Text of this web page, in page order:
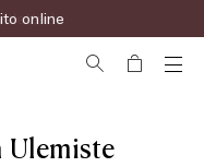
online
Ulemiste